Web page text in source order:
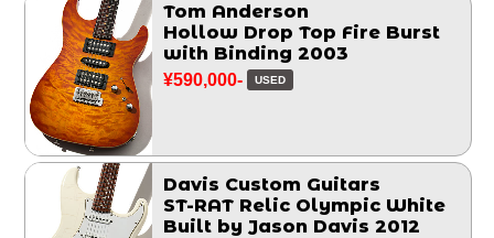
Tom Anderson
Hollow Drop Top Fire Burst
with Binding 2003
¥590,000- USED
Davis Custom Guitars
ST-RAT Relic Olympic White
Built by Jason Davis 2012